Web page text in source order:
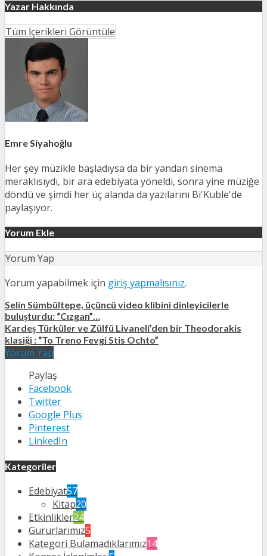
Yazar Hakkında
Tüm İçerikleri Görüntüle
Emre Siyahoğlu
Her şey müzikle başladıysa da bir yandan sinema
meraklısıydı, bir ara edebiyata yöneldi, sonra yine müziğe
döndü ve şimdi her üç alanda da yazılarını Bi'Kuble'de
paylaşıyor.
Yorum Ekle
Yorum Yap
Yorum yapabilmek için giriş yapmalısınız.
Selin Sümbültepe, üçüncü video klibini dinleyicilerle
buluşturdu: “Cızgan”…
Kardeş Türküler ve Zülfü Livaneli’den bir Theodorakis
klasiği : “To Treno Fevgi Stis Ochto”
Yorum Yap
Paylaş
Facebook
Twitter
Google Plus
Pinterest
LinkedIn
Kategoriler
Edebiyat57
Kitap20
Etkinlikler24
Gururlarımız5
Kategori Bulamadıklarımız14